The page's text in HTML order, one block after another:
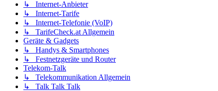
↳ Internet-Anbieter
↳ Internet-Tarife
↳ Internet-Telefonie (VoIP)
↳ TarifeCheck.at Allgemein
Geräte & Gadgets
↳ Handys & Smartphones
↳ Festnetzgeräte und Router
Telekom-Talk
↳ Telekommunikation Allgemein
↳ Talk Talk Talk